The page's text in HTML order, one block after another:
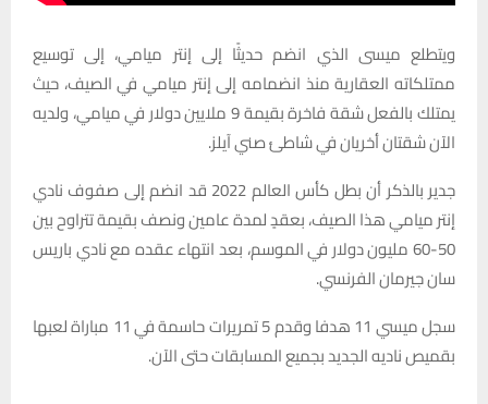
ويتطلع ميسى الذي انضم حديثًا إلى إنتر ميامي، إلى توسيع
ممتلكاته العقارية منذ انضمامه إلى إنتر ميامي في الصيف، حيث
يمتلك بالفعل شقة فاخرة بقيمة 9 ملايين دولار في ميامي، ولديه
الآن شقتان أخريان في شاطئ صني آيلز.
جدير بالذكر أن بطل كأس العالم 2022 قد انضم إلى صفوف نادي
إنتر ميامي هذا الصيف، بعقدٍ لمدة عامين ونصف بقيمة تتراوح بين
50-60 مليون دولار في الموسم، بعد انتهاء عقده مع نادي باريس
سان جيرمان الفرنسي.
سجل ميسي 11 هدفا وقدم 5 تمريرات حاسمة في 11 مباراة لعبها
بقميص ناديه الجديد بجميع المسابقات حتى الآن.